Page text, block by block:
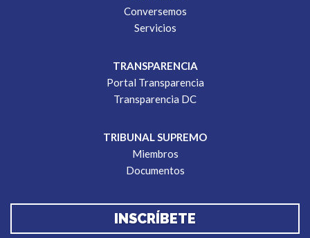
Conversemos
Servicios
TRANSPARENCIA
Portal Transparencia
Transparencia DC
TRIBUNAL SUPREMO
Miembros
Documentos
INSCRÍBETE